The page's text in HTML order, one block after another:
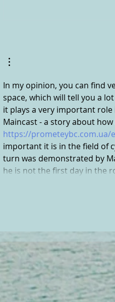
In my opinion, you can find
space, which will tell you a
it plays a very important
Maincast - a story about
https://prometeybc.com.ua/
important it is in the field of
turn was demonstrated by
he is not the first day in the